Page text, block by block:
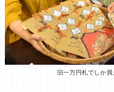
旧一万円札でしか買